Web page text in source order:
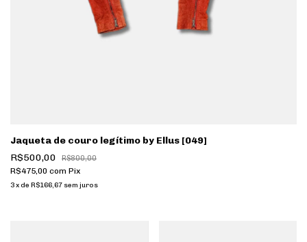
Jaqueta de couro legítimo by Ellus [049]
R$500,00
R$800,00
R$475,00 com Pix
3x de R$166,67 sem juros